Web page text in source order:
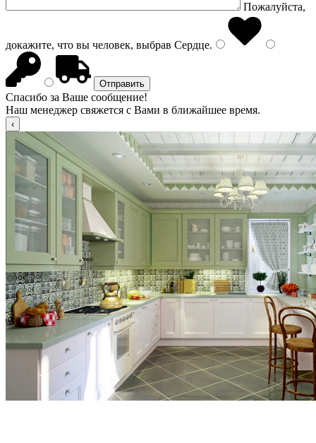
Пожалуйста,
докажите, что вы человек, выбрав Сердце.
Спасибо за Ваше сообщение!
Наш менеджер свяжется с Вами в ближайшее время.